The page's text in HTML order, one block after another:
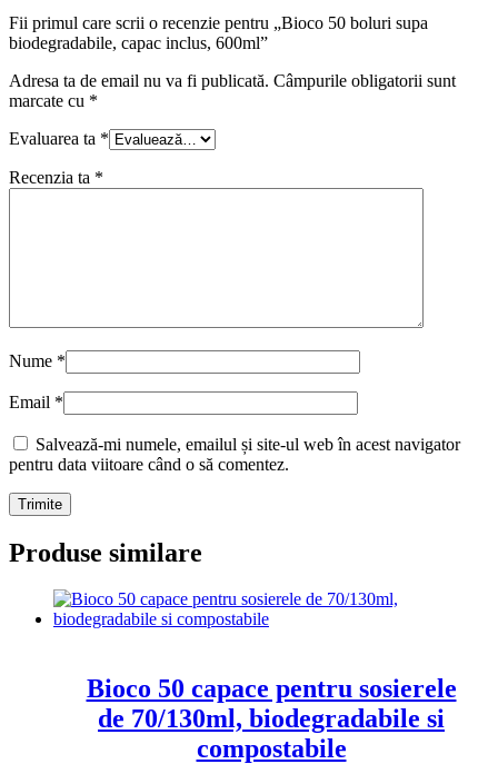
Fii primul care scrii o recenzie pentru „Bioco 50 boluri supa
biodegradabile, capac inclus, 600ml”
Adresa ta de email nu va fi publicată. Câmpurile obligatorii sunt
marcate cu *
Evaluarea ta *
Recenzia ta *
Nume *
Email *
Salvează-mi numele, emailul și site-ul web în acest navigator
pentru data viitoare când o să comentez.
Produse similare
Bioco 50 capace pentru sosierele
de 70/130ml, biodegradabile si
compostabile